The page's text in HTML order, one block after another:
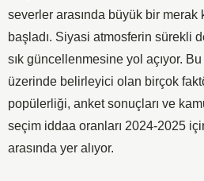
severler arasında büyük bir
başladı. Siyasi atmosferin sürekli
sık güncellenmesine yol açıyor.
üzerinde belirleyici olan birçok
popülerliği, anket sonuçları ve
seçim iddaa oranları 2024-2025
arasında yer alıyor.